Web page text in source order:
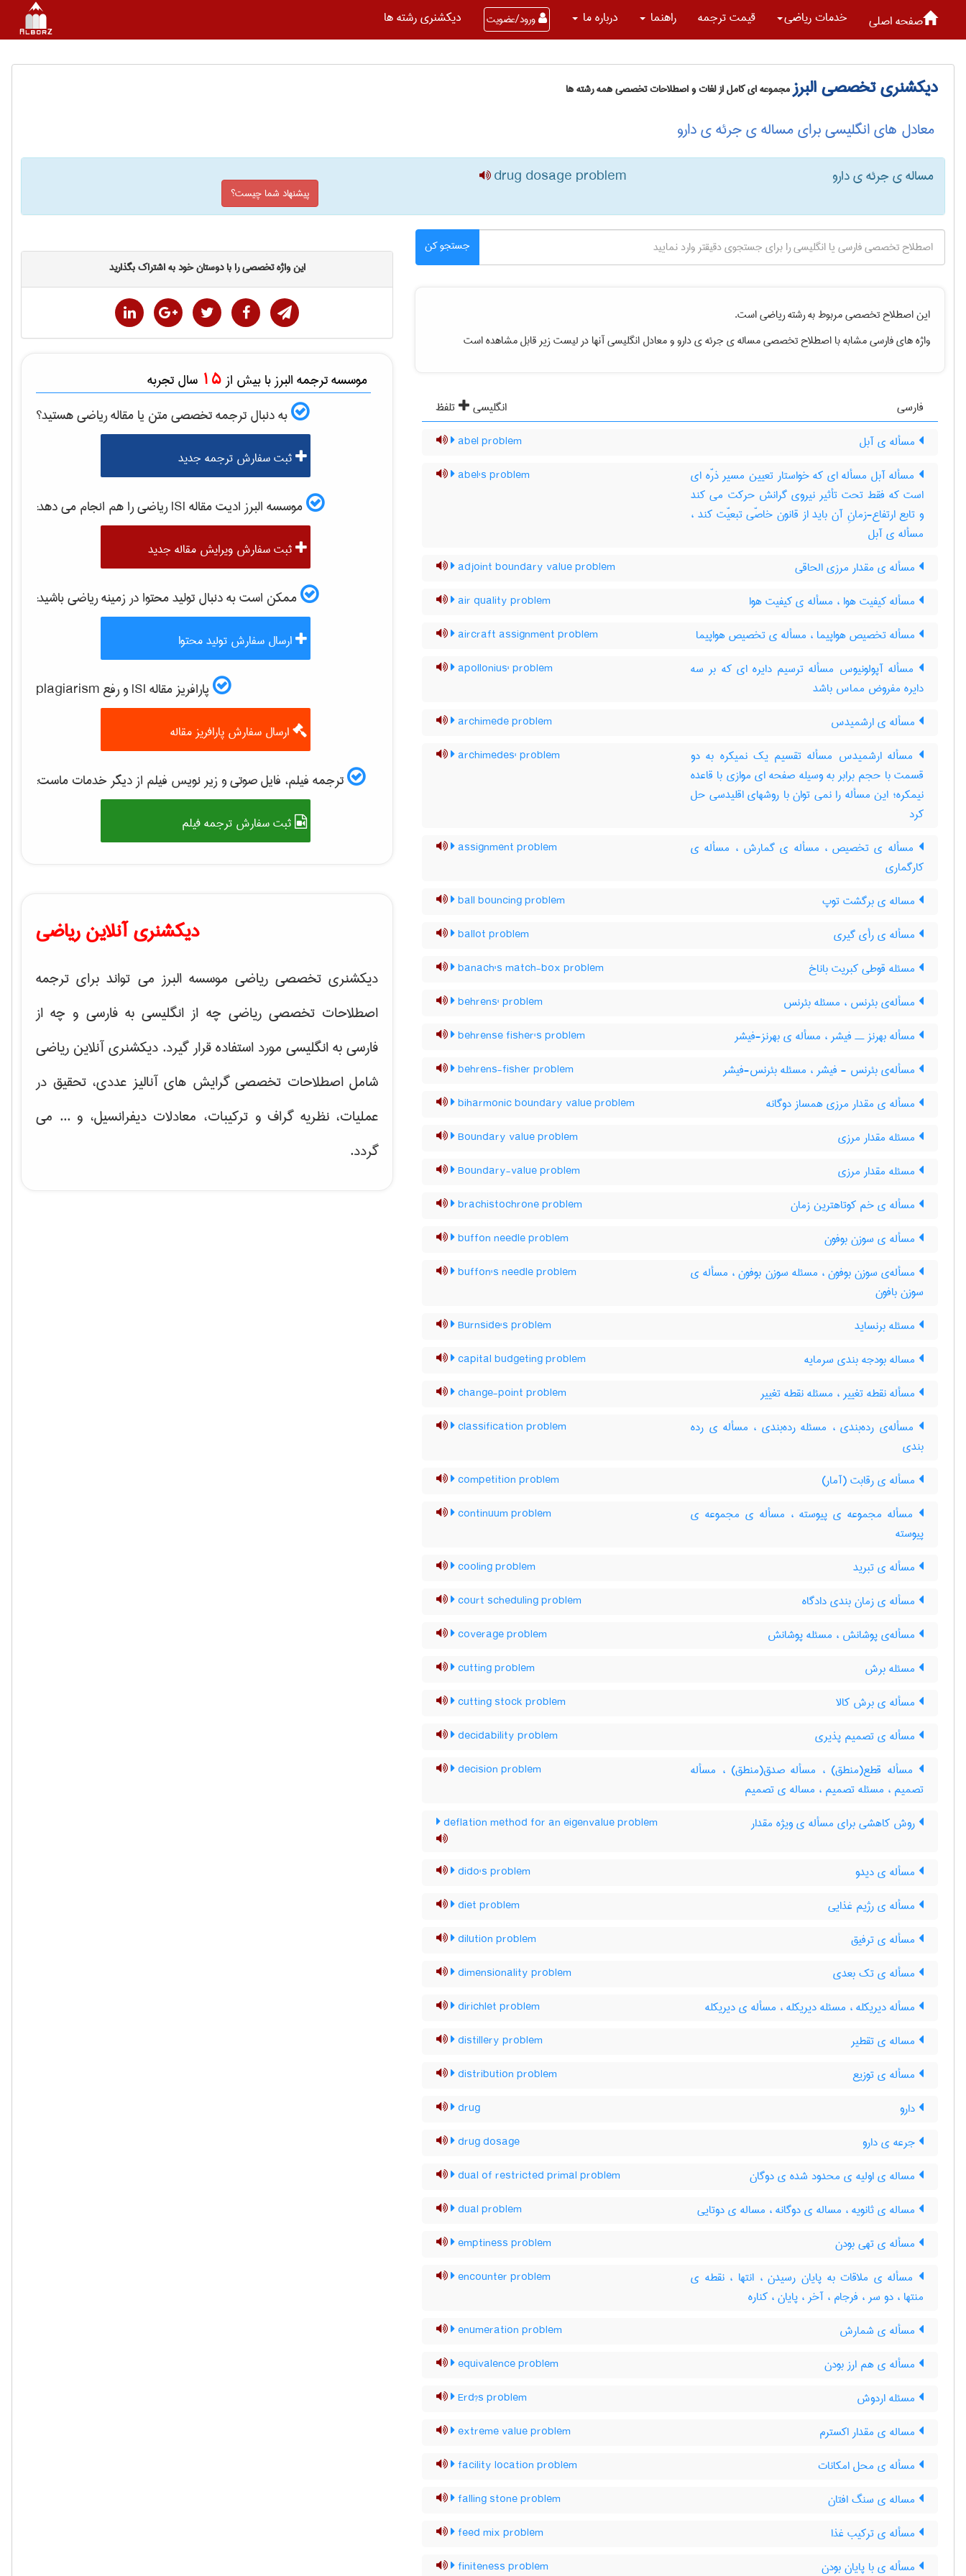
صفحه اصلی خدمات رياضی قیمت ترجمه راهنما درباره ما ورود/عضویت دیکشنری رشته ها
دیکشنری تخصصی البرزمجموعه ای کامل از لغات و اصطلاحات تخصصی همه رشته ها
معادل های انگلیسی برای مساله ی جرئه ی دارو
مساله ی جرئه ی دارو drug dosage problem
پیشنهاد شما چیست؟
جستجو کن
این اصطلاح تخصصی مربوط به رشتهرياضیاست.
واژه های فارسی مشابه با اصطلاح تخصصیمساله ی جرئه ی داروو معادل انگلیسی آنها در لیست زیر قابل مشاهده است
فارسی انگلیسی
تلفظ
مسأله ی آبل
abel problem
مسأله آبل مسأله ای که خواستار تعیین مسیر ذرّه ای
است که فقط تحت تأثیر نیروی گرانش حرکت می کند
و تابع ارتفاع-زمانِ آن باید از قانون خاصّی تبعیّت کند ،
مسأله ی آبل
abel's problem
مسأله ی مقدار مرزی الحاقی adjoint boundary value problem
مسأله کیفیت هوا ، مسأله ی کیفیت هوا air quality problem
مسأله تخصیص هواپیما ، مسأله ی تخصیص هواپیما aircraft assignment problem
مسأله آپولونیوس مسأله ترسیم دایره ای که بر سه
دایره مفروض مماس باشد
apollonius' problem
مسأله ی ارشمیدس archimede problem
مسأله ارشمیدس مسأله تقسیم یک نمیکره به دو
قسمت با حجم برابر به وسیله صفحه ای موازی با قاعده
نیمکره؛ این مسأله را نمی توان با روشهای اقلیدسی حل
کرد
archimedes' problem
مسأله ی تخصیص ، مسأله ی گمارش ، مسأله ی
کارگماری
assignment problem
مساله ی برگشت توپ ball bouncing problem
مسأله ی رأی گیری ballot problem
مسئله قوطی کبریت باناخ banach's match-box problem
مسأله‌ی بئرنس ، مسئله بئرنس behrens' problem
مسأله بهرنز ــ فیشر ، مسأله ی بهرنز-فیشر behrense fisher's problem
مسأله‌ی بئرنس - فیشر ، مسئله بئرنس-فیشر behrens-fisher problem
مسأله ی مقدار مرزی همساز دوگانه biharmonic boundary value problem
مسئله مقدار مرزی Boundary value problem
مسئله مقدار مرزی Boundary-value problem
مسأله ی خم کوتاهترین زمان brachistochrone problem
مسأله ی سوزن بوفون buffon needle problem
مسأله‌ی سوزن بوفون ، مسئله سوزن بوفون ، مسأله ی
سوزن بافون
buffon's needle problem
مسئله برنساید Burnside's problem
مساله بودجه بندی سرمایه capital budgeting problem
مسأله نقطه تغییر ، مسئله نقطه تغییر change-point problem
مسأله‌ی رده‌بندی ، مسئله رده‌بندی ، مسأله ی رده
بندی
classification problem
مسأله ی رقابت (آمار) competition problem
مسأله مجموعه ی پیوسته ، مسأله ی مجموعه ی
پیوسته
continuum problem
مسأله ی تبرید cooling problem
مسأله ی زمان بندی دادگاه court scheduling problem
مسأله‌ی پوشانش ، مسئله پوشانش coverage problem
مسئله برش cutting problem
مسأله ی برش کالا cutting stock problem
مسأله ی تصمیم پذیری decidability problem
مسأله قطع(منطق) ، مسأله صدق(منطق) ، مسأله
تصمیم ، مسئله تصمیم ، مساله ی تصمیم
decision problem
روش کاهشی برای مسأله ی ویژه مقدار deflation method for an eigenvalue problem
مسأله ی دیدو dido's problem
مسأله ی رژیم غذایی diet problem
مسأله ی ترفیق dilution problem
مسأله ی تک بعدی dimensionality problem
مسأله دیریکله ، مسئله دیریکله ، مسأله ی دیریکله dirichlet problem
مساله ی تقطیر distillery problem
مسأله ی توزیع distribution problem
دارو drug
جرعه ی دارو drug dosage
مساله ی اولیه ی محدود شده ی دوگان dual of restricted primal problem
مساله ی ثانویه ، مساله ی دوگانه ، مساله ی دوتایی dual problem
مسأله ی تهی بودن emptiness problem
مسأله ی ملاقات به پایان رسیدن ، انتها ، نقطه ی
منتها ، دو سر ، فرجام ، آخر ، پایان ، کناره
encounter problem
مسأله ی شمارش enumeration problem
مسأله ی هم ارز بودن equivalence problem
مسئله اردوش Erd?s problem
مساله ی مقدار اکسترم extreme value problem
مسأله ی محل امکانات facility location problem
مساله ی سنگ افتان falling stone problem
مسأله ی ترکیب غذا feed mix problem
مسأله ی با پایان بودن finiteness problem
این واژه تخصصی را با دوستان خود به اشتراک بگذارید
موسسه ترجمه البرز با بیش از 15 سال تجربه
به دنبال ترجمه تخصصی متن یا مقالهرياضیهستید؟
ثبت سفارش ترجمه جدید
موسسه البرز ادیت مقاله ISI رياضیرا هم انجام می دهد:
ثبت سفارش ویرایش مقاله جدید
ممکن است به دنبال تولید محتوا در زمینهرياضیباشید:
ارسال سفارش تولید محتوا
پارافریز مقاله ISI و رفع plagiarism
ارسال سفارش پارافریز مقاله
ترجمه فیلم، فایل صوتی و زیر نویس فیلم از دیگر خدمات ماست:
ثبت سفارش ترجمه فیلم
دیکشنری آنلاین ریاضی
دیکشنری تخصصی ریاضی موسسه البرز می تواند برای ترجمه
اصطلاحات تخصصی ریاضی چه از انگلیسی به فارسی و چه از
فارسی به انگلیسی مورد استفاده قرار گیرد. دیکشنری آنلاین ریاضی
شامل اصطلاحات تخصصی گرایش هایآنالیز عددی، تحقیق در
عملیات، نظریه گراف و تركیبات، معادلات دیفرانسیل، و ... می
گردد.